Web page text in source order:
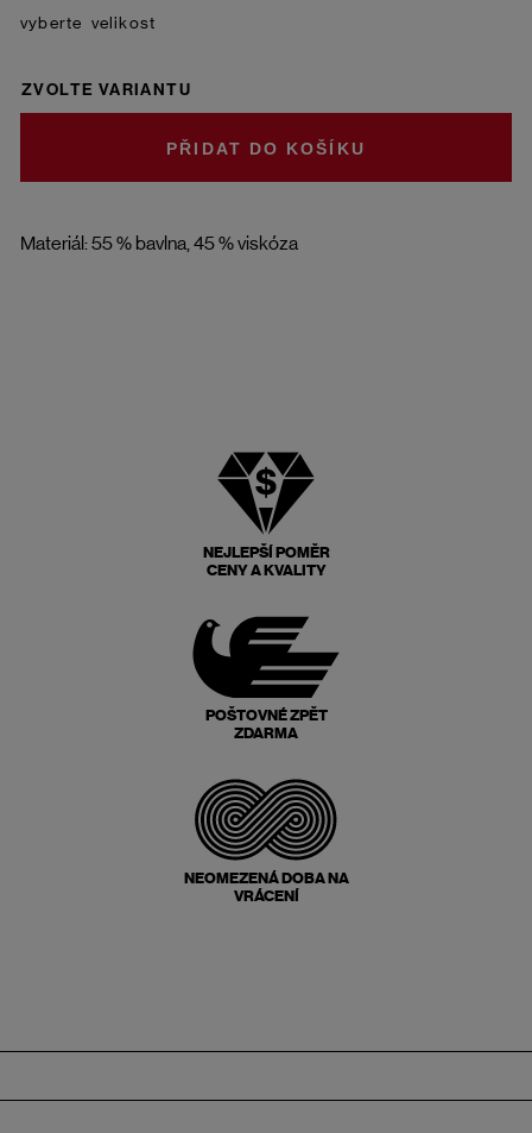
Materiál: 55 % bavlna, 45 % viskóza
velikost
ZVOLTE VARIANTU
DO KOŠÍKU
NEJLEPŠÍ POMĚR
CENY A KVALITY
POŠTOVNÉ ZPĚT
ZDARMA
NEOMEZENÁ DOBA NA
VRÁCENÍ